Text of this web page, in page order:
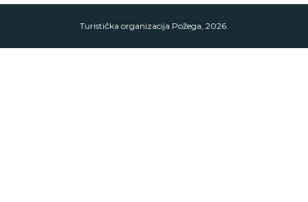
Turistička organizacija Požega, 2026.